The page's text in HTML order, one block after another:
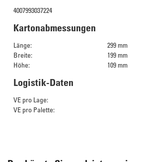
4007993037224
Kartonabmessungen
Länge:
299 mm
Breite:
199 mm
Höhe:
109 mm
Logistik-Daten
VE pro Lage:
VE pro Palette: